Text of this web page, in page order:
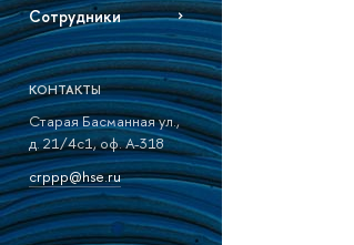
Сотрудники
КОНТАКТЫ
Старая Басманная ул.,
д. 21/4с1, оф. А-318
crppp@hse.ru